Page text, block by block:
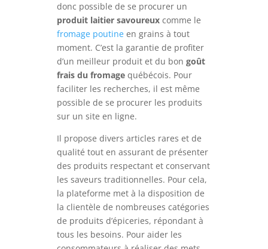
donc possible de se procurer un
produit laitier savoureuxcomme le
fromage poutineen grains à tout
moment. C’est la garantie de profiter
d’un meilleur produit et du bon goût
frais du fromage québécois. Pour
faciliter les recherches, il est même
possible de se procurer les produits
sur un site en ligne.
Il propose divers articles rares et de
qualité tout en assurant de présenter
des produits respectant et conservant
les saveurs traditionnelles. Pour cela,
la plateforme met à la disposition de
la clientèle de nombreuses catégories
de produits d’épiceries, répondant à
tous les besoins. Pour aider les